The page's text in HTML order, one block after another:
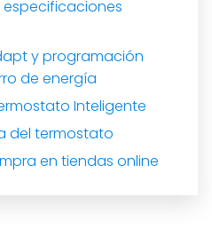
y programación
de energía
Inteligente
del termostato
en tiendas online